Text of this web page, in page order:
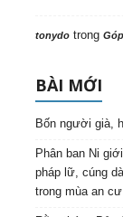
tonydotrong
BÀI MỚI
Bốn người già,
Phân ban Ni
pháp lữ, cúng
trong mùa an cư